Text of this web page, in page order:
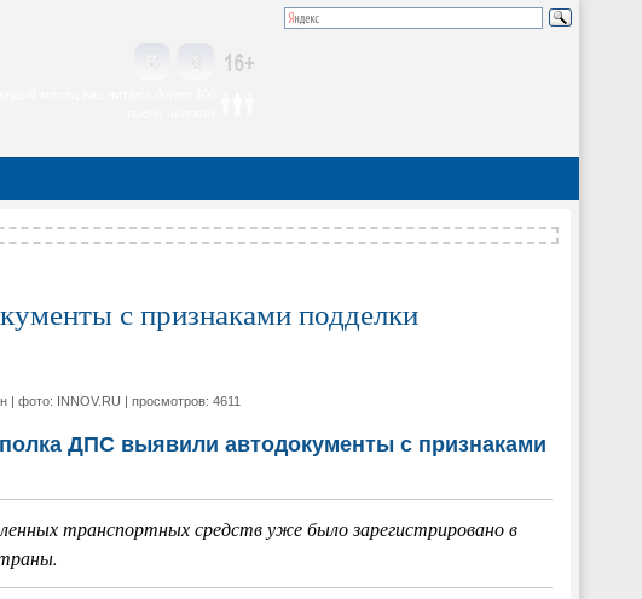
с признаками подделки
| фото: INNOV.RU | просмотров: 4611
ДПС выявили автодокументы с признаками
транспортных средств уже было зарегистрировано в